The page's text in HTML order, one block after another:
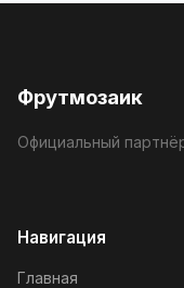
Фрутмозаик
Официальный
Навигация
Главная